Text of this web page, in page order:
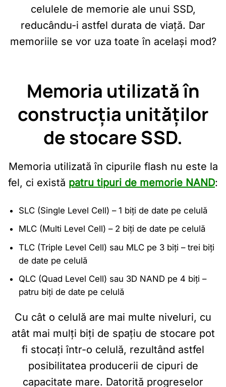
celulele de memorie ale unui SSD,
reducându-i astfel durata de viață. Dar
memoriile se vor uza toate în același mod?
Memoria utilizată în
construcția unităților
de stocare SSD.
Memoria utilizată în cipurile flash nu este la
fel, ci există patru tipuri de memorie NAND:
SLC (Single Level Cell) – 1 biți de date pe celulă
MLC (Multi Level Cell) – 2 biți de date pe celulă
TLC (Triple Level Cell) sau MLC pe 3 biți – trei biți
de date pe celulă
QLC (Quad Level Cell) sau 3D NAND pe 4 biți –
patru biți de date pe celulă
Cu cât o celulă are mai multe niveluri, cu
atât mai mulți biți de spațiu de stocare pot
fi stocați într-o celulă, rezultând astfel
posibilitatea producerii de cipuri de
capacitate mare. Datorită progreselor